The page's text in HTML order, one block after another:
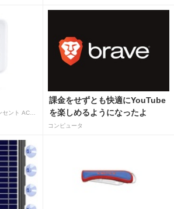
課金をせずとも快適にYouTube
を楽しめるようになったよ
コンピュータ